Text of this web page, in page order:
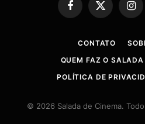
Facebook
X
CONTATO
QUEM FAZ O
POLÍTICA DE
© 2026 Salada de Cinema.